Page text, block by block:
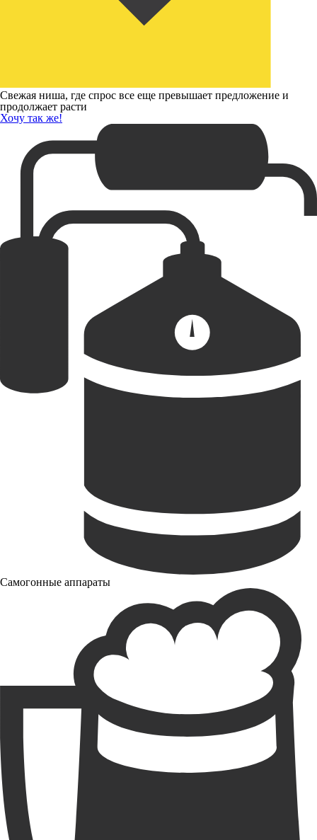
Свежая ниша, где спрос все еще превышает предложение и
продолжает расти
Хочу так же!
Самогонные аппараты